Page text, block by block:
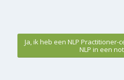
Ja, ik heb een NLP
NLP in een